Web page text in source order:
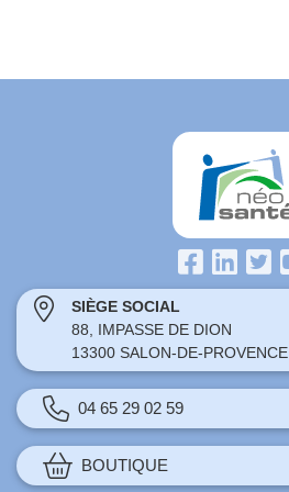
SIÈGE SOCIAL
88, IMPASSE DE DION
13300 SALON-DE-PROVENCE
04 65 29 02 59
BOUTIQUE